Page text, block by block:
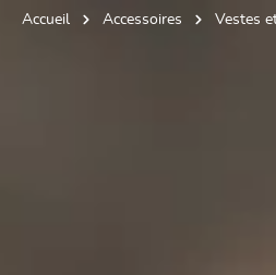
Accueil Accessoires Vestes